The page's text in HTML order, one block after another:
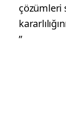
çözümleri
”